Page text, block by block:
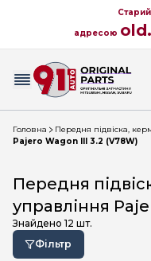
адресою
Головна
Передня підвіска,
Pajero Wagon III 3.2 (V78W)
Передня
управління
Знайдено 12 шт.
Фільтр